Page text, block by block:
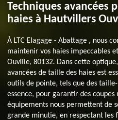
Techniques avancées
haies à Hautvillers
À LTC Elagage - Abattage , nous
maintenir vos haies impeccables
Ouville, 80132. Dans cette
avancées de taille des haies est
outils de pointe, tels que des
essence, pour garantir des coupes
équipements nous permettent de
grande minutie, en respectant les